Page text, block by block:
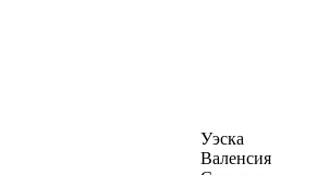
Уэска
Валенсия